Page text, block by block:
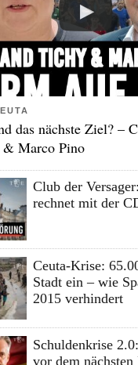
das nächste Ziel? –
Marco Pino
Club der
rechnet mit der
Ceuta-Krise:
Stadt ein – wie
2015 verhindert
Schuldenkrise
vor dem